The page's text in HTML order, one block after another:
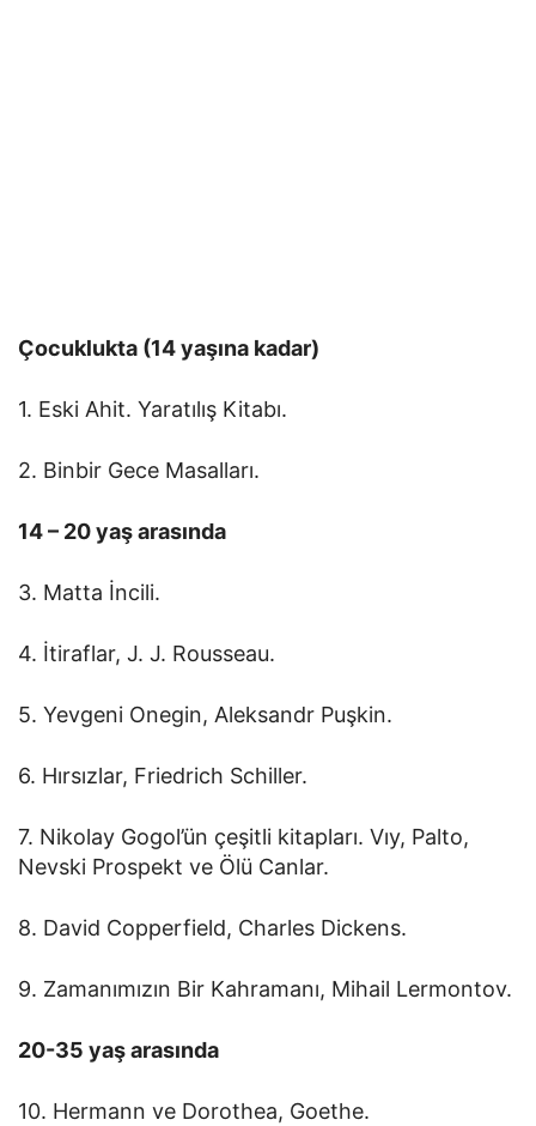
Çocuklukta (14 yaşına kadar)
1. Eski Ahit. Yaratılış Kitabı.
2. Binbir Gece Masalları.
14 – 20 yaş arasında
3. Matta İncili.
4. İtiraflar, J. J. Rousseau.
5. Yevgeni Onegin, Aleksandr Puşkin.
6. Hırsızlar, Friedrich Schiller.
7. Nikolay Gogol’ün çeşitli kitapları. Vıy, Palto,
Nevski Prospekt ve Ölü Canlar.
8. David Copperfield, Charles Dickens.
9. Zamanımızın Bir Kahramanı, Mihail Lermontov.
20-35 yaş arasında
10. Hermann ve Dorothea, Goethe.